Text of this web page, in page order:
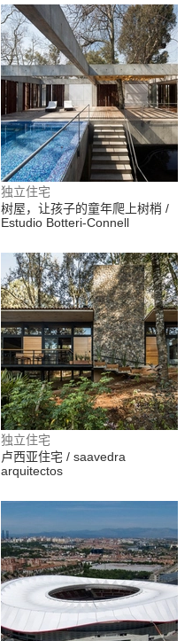
独立住宅
树屋，让孩子的童年爬上树梢 /
Estudio Botteri-Connell
独立住宅
卢西亚住宅 / saavedra
arquitectos